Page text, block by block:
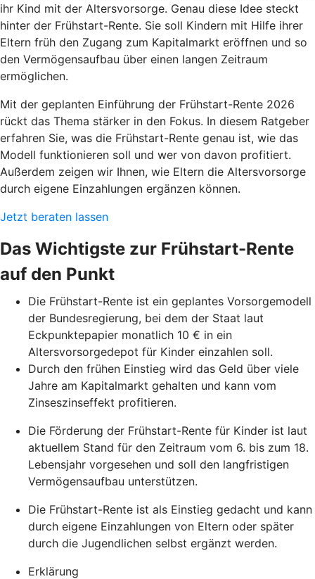
ihr Kind mit der Altersvorsorge. Genau diese Idee steckt
hinter der Frühstart-Rente. Sie soll Kindern mit Hilfe ihrer
Eltern früh den Zugang zum Kapitalmarkt eröffnen und so
den Vermögensaufbau über einen langen Zeitraum
ermöglichen.
Mit der geplanten Einführung der Frühstart-Rente 2026
rückt das Thema stärker in den Fokus. In diesem Ratgeber
erfahren Sie, was die Frühstart-Rente genau ist, wie das
Modell funktionieren soll und wer von davon profitiert.
Außerdem zeigen wir Ihnen, wie Eltern die Altersvorsorge
durch eigene Einzahlungen ergänzen können.
Jetzt beraten lassen
Das Wichtigste zur Frühstart-Rente
auf den Punkt
Die Frühstart-Rente ist ein geplantes Vorsorgemodell
der Bundesregierung, bei dem der Staat laut
Eckpunktepapier monatlich 10 € in ein
Altersvorsorgedepot für Kinder einzahlen soll.
Durch den frühen Einstieg wird das Geld über viele
Jahre am Kapitalmarkt gehalten und kann vom
Zinseszinseffekt profitieren.
Die Förderung der Frühstart-Rente für Kinder ist laut
aktuellem Stand für den Zeitraum vom 6. bis zum 18.
Lebensjahr vorgesehen und soll den langfristigen
Vermögensaufbau unterstützen.
Die Frühstart-Rente ist als Einstieg gedacht und kann
durch eigene Einzahlungen von Eltern oder später
durch die Jugendlichen selbst ergänzt werden.
Erklärung